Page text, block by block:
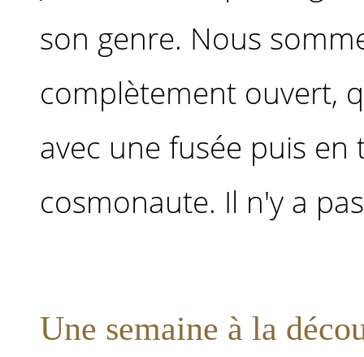
son genre. Nous
complètement ouvert,
avec une fusée puis en
cosmonaute. Il n'y a
Une semaine à la